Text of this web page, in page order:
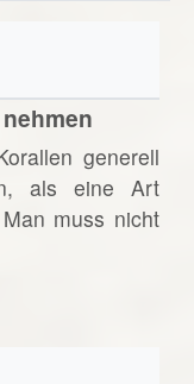
generell
als eine Art
muss nicht